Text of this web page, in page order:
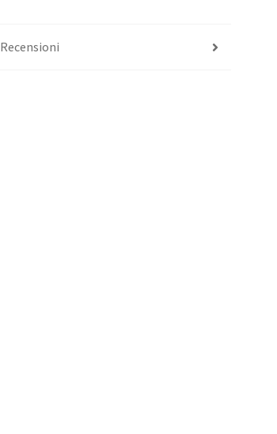
Recensioni